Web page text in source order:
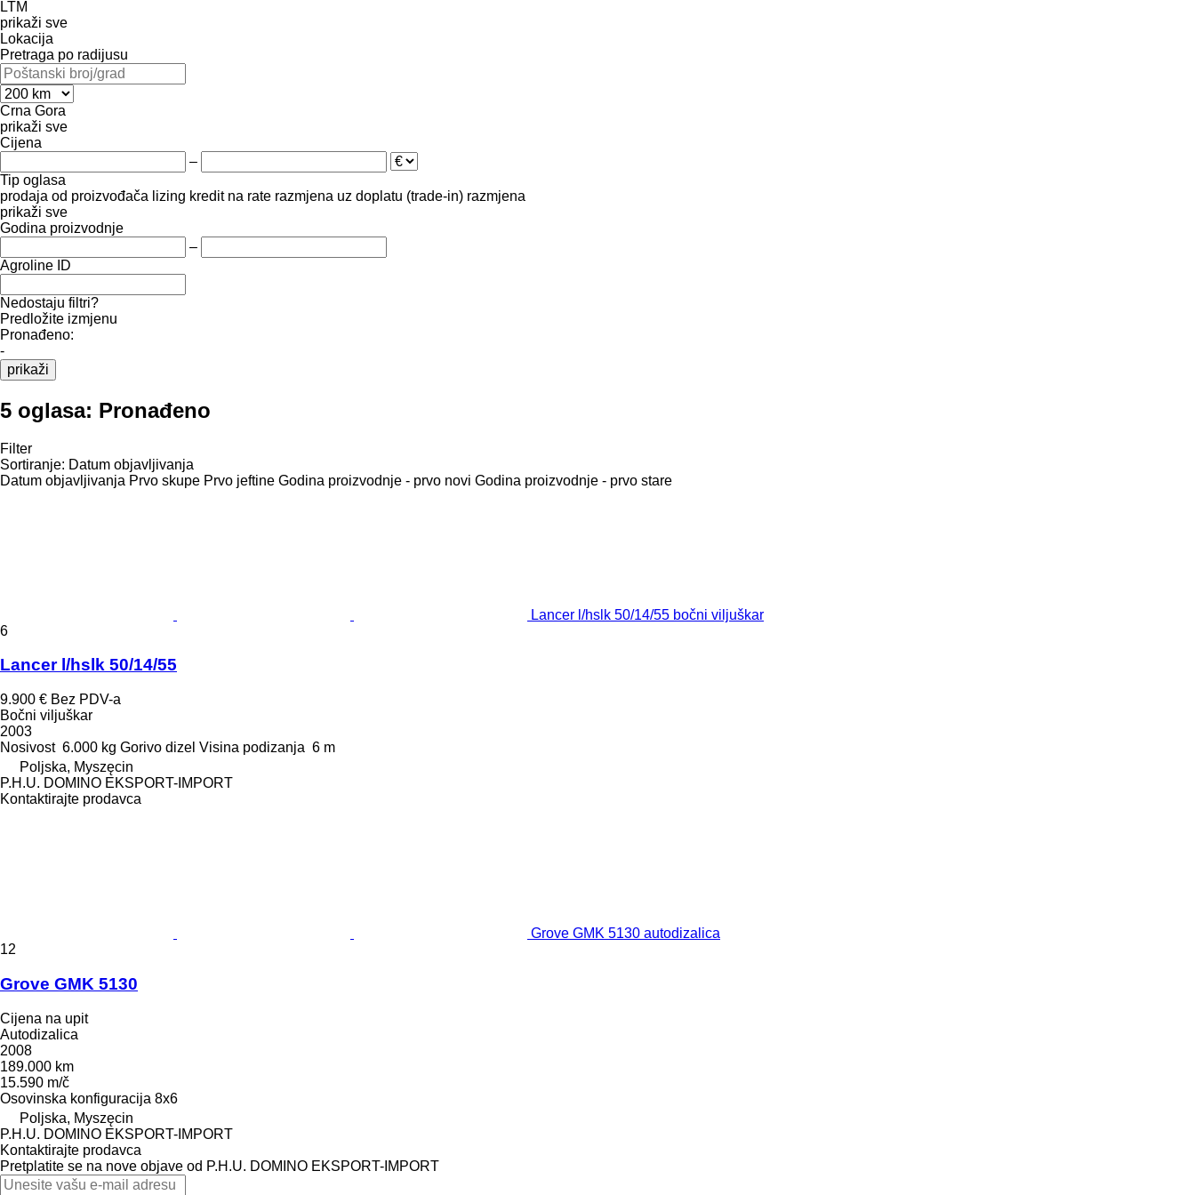
LTM
prikaži sve
Lokacija
Pretraga po radijusu
Crna Gora
prikaži sve
Cijena
–
Tip oglasa
prodaja od proizvođača lizing kredit na rate razmjena uz doplatu (trade-in) razmjena
prikaži sve
Godina proizvodnje
–
Agroline ID
Nedostaju filtri?
Predložite izmjenu
Pronađeno:
-
prikaži
5 oglasa: Pronađeno
Filter
Sortiranje: Datum objavljivanja
Datum objavljivanja Prvo skupe Prvo jeftine Godina proizvodnje - prvo novi Godina proizvodnje - prvo stare
Lancer l/hslk 50/14/55 bočni viljuškar
6
Lancer l/hslk 50/14/55
9.900 € Bez PDV-a
Bočni viljuškar
2003
Nosivost 6.000 kg Gorivo dizel Visina podizanja 6 m
Poljska, Myszęcin
P.H.U. DOMINO EKSPORT-IMPORT
Kontaktirajte prodavca
Grove GMK 5130 autodizalica
12
Grove GMK 5130
Cijena na upit
Autodizalica
2008
189.000 km
15.590 m/č
Osovinska konfiguracija 8x6
Poljska, Myszęcin
P.H.U. DOMINO EKSPORT-IMPORT
Kontaktirajte prodavca
Pretplatite se na nove objave od P.H.U. DOMINO EKSPORT-IMPORT